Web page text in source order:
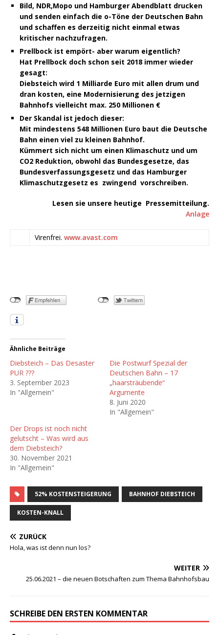
Bild, NDR,Mopo und Hamburger Abendblatt drucken
und senden einfach die o-Töne der Deutschen Bahn
und schaffen es derzeitig nicht einmal etwas
kritischer nachzufragen.
Prellbock ist empört- aber warum eigentlich?
Hat Prellbock doch schon seit 2018 immer wieder
gesagt:
Diebsteich wird 1 Milliarde Euro mit allen drum und
dran kosten, eine Modernisierung des jetzigen
Bahnhofs vielleicht max. 250 Millionen €
Der Skandal ist jedoch dieser:
Mit mindestens 548 Millionen Euro baut die Deutsche
Bahn einen viel zu kleinen Bahnhof.
Kümmert sich nicht um einen Klimaschutz und um
CO2 Reduktion, obwohl das Bundesgesetze, das
Bundesverfassungsgesetz und das Hamburger
Klimaschutzgesetz es zwingend vorschreiben.
Lesen sie unsere heutige Pressemitteilung.
Anlage
Virenfrei. www.avast.com
Ähnliche Beiträge
Diebsteich – Das Desaster
PUR ???
3. September 2023
In "Allgemein"
Die Postwurf Spezial der
Deutschen Bahn – 17
„haarsträubende“
Argumente
8. Juni 2020
In "Allgemein"
Der Drops ist noch nicht
gelutscht – Was wird aus
dem Diebsteich?
30. November 2021
In "Allgemein"
52% KOSTENSTEIGERUNG BAHNHOF DIEBSTEICH
KOSTEN-KNALL
ZURÜCK
Hola, was ist denn nun los?
WEITER
25.06.2021 – die neuen Botschaften zum Thema Bahnhofsbau
SCHREIBE DEN ERSTEN KOMMENTAR